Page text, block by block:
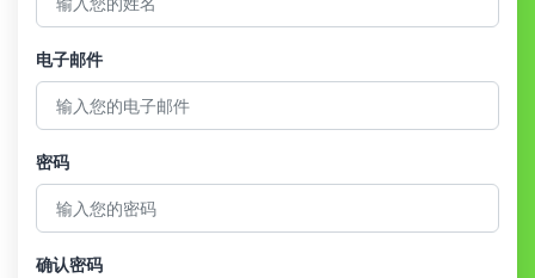
电子邮件
密码
确认密码